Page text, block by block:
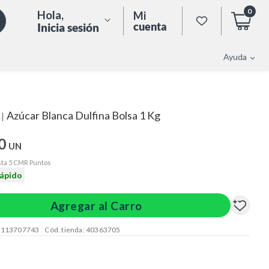
Hola,
Inicia sesión
Mi
cuenta
0
Ayuda
| Azúcar Blanca Dulfina Bolsa 1 Kg
UN
5 CMR Puntos
Agregar al Carro
Cód. tienda: 40363705